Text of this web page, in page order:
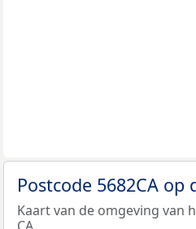
Postcode 5682CA op
Kaart van de omgeving van